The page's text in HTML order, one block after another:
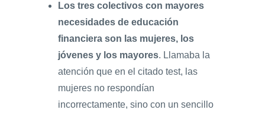
Los tres colectivos con mayores
necesidades de educación
financiera son las mujeres, los
jóvenes y los mayores. Llamaba la
atención que en el citado test, las
mujeres no respondían
incorrectamente, sino con un sencillo